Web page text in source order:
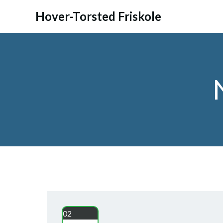
Hover-Torsted Friskole
02